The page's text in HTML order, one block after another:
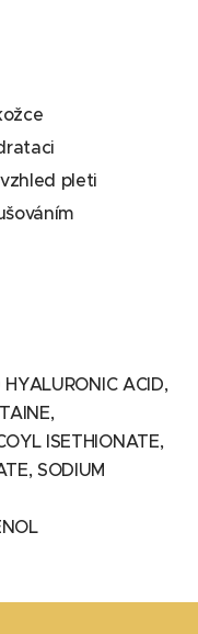
pleti
ACID,
ISETHIONATE,
SODIUM